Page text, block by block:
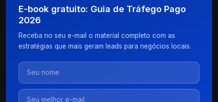
E-book gratuito: Guia de Tráfego Pago
2026
Receba no seu e-mail o material completo com as
estratégias que mais geram leads para negócios locais.